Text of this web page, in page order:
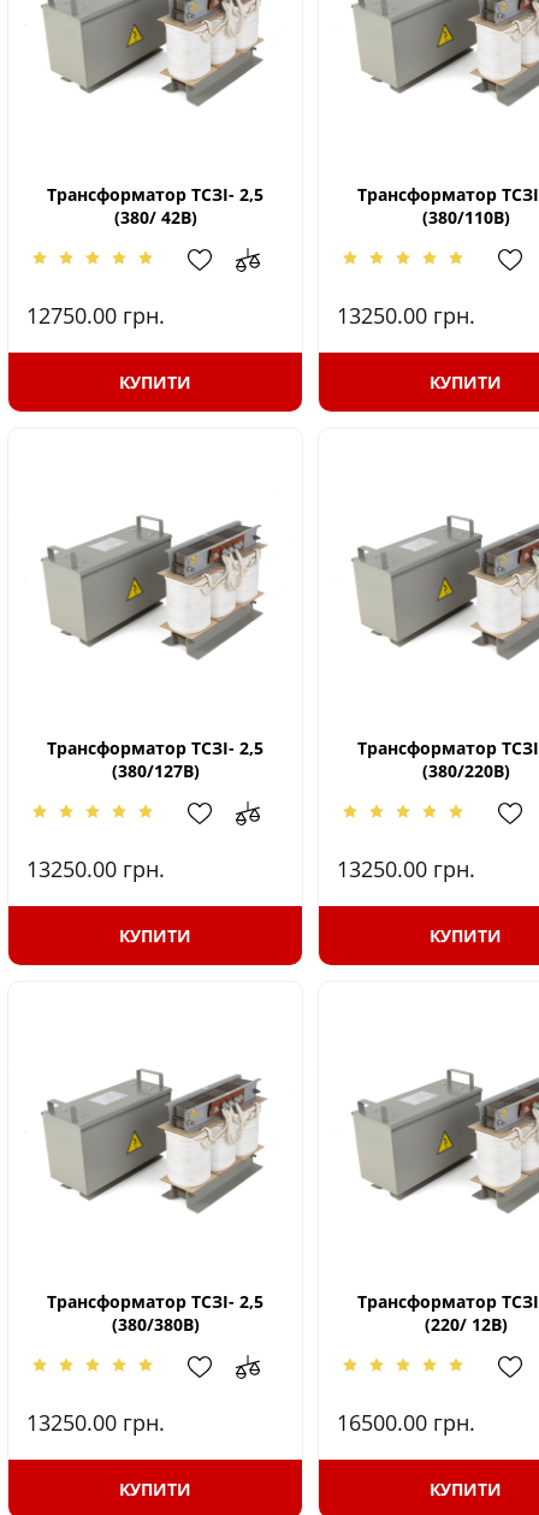
Трансформатор ТСЗІ- 2,5
(380/ 42В)
12750.00 грн.
КУПИТИ
Трансформатор
(380/110В)
13250.00 грн.
КУПИТИ
Трансформатор ТСЗІ- 2,5
(380/127В)
13250.00 грн.
КУПИТИ
Трансформатор
(380/220В)
13250.00 грн.
КУПИТИ
Трансформатор ТСЗІ- 2,5
(380/380В)
13250.00 грн.
КУПИТИ
Трансформатор
(220/ 12В)
16500.00 грн.
КУПИТИ